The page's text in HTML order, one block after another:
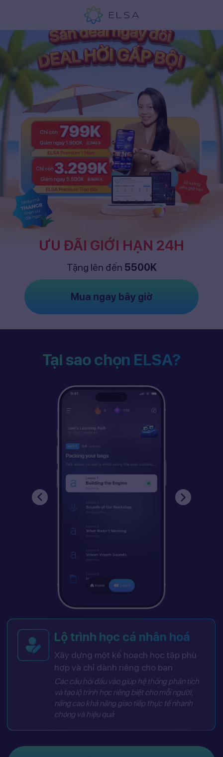
ƯU ĐÃI GIỚI HẠN 24H
Tặng lên đến 5500K
Mua ngay bây giờ
Tại sao chọn ELSA?
Lộ trình học cá nhân hoá
Xây dựng một kế hoạch học tập phù
hợp và chỉ dành riêng cho bạn
Các câu hỏi đầu vào giúp hệ thống phân tích
và tạo lộ trình học riêng biệt cho mỗi người,
nâng cao khả năng giao tiếp thực tế nhanh
chóng và hiệu quả